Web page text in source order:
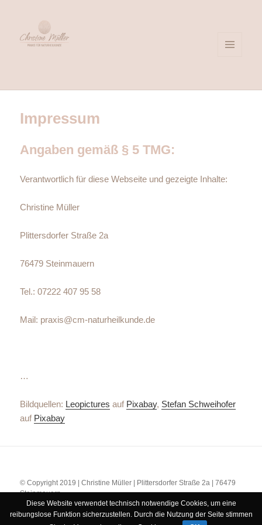
Umgebung
Impressum
Angaben gemäß § 5 TMG:
Verantwortlich für diese Webseite und gezeigte Inhalte:
Christine Müller
Plittersdorfer Straße 2a
76479 Steinmauern
Tel.: 07222 407 95 58
Mail: praxis@cm-naturheilkunde.de
…
Bildquellen: Leopictures auf Pixabay, Stefan Schweihofer
auf Pixabay
© Copyright 2019 | Christine Müller | Plittersdorfer Straße 2a | 76479
Steinmauern
Tel.: 07222 407 95 58 | Fax: 07222 408 43 36 | Mail: praxis@cm-
naturheilkunde.de
Diese Website verwendet technisch notwendige Cookies, um eine
reibungslose Funktion sicherzustellen. Durch die Nutzung der Seite stimmen